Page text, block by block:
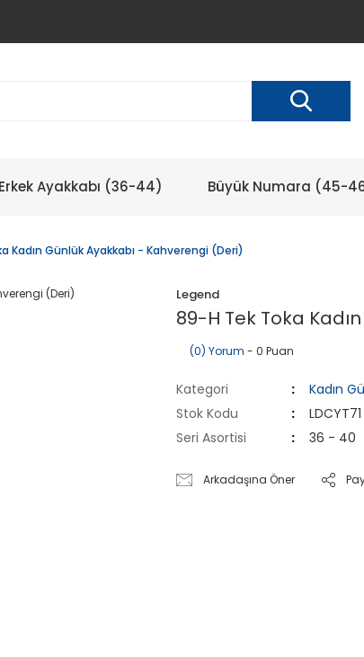
Erkek Ayakkabı (36-44) Büyük Numara (45-
Kadın Günlük Ayakkabı - Kahverengi (Deri)
Legend
89-H Tek Toka
(0) Yorum - 0 Puan
Kategori
Kadın
Stok Kodu
LDCYT71
Seri Asortisi
36 - 40
Arkadaşına Öner